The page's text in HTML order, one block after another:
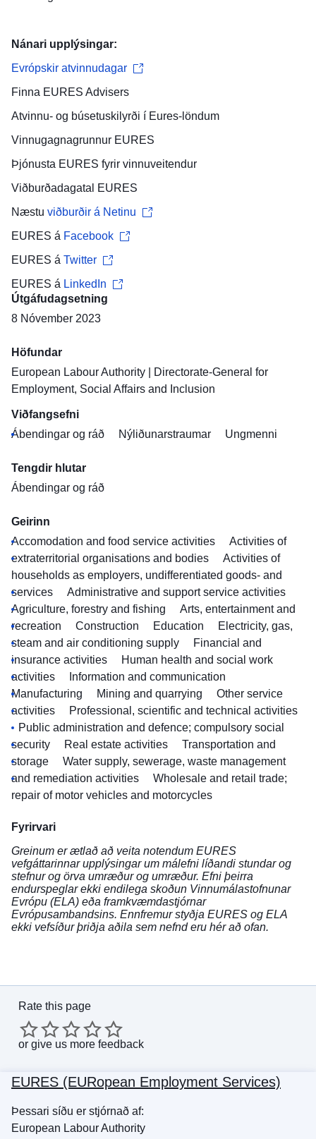
Nánari upplýsingar:
Evrópskir atvinnudagar
Finna EURES Advisers
Atvinnu- og búsetuskilyrði í Eures-löndum
Vinnugagnagrunnur EURES
Þjónusta EURES fyrir vinnuveitendur
Viðburðadagatal
EURES
Næstu viðburðir á Netinu
EURES á Facebook
EURES á Twitter
EURES á LinkedIn
Útgáfudagsetning
8 Nóvember 2023
Höfundar
European Labour Authority
Directorate-General for
Employment, Social Affairs and Inclusion
Viðfangsefni
Ábendingar og ráð
Nýliðunarstraumar Ungmenni
Tengdir hlutar
Ábendingar og ráð
Geirinn
Accomodation and food service activities
Activities of
extraterritorial organisations and bodies
Activities of
households as employers, undifferentiated goods- and
services
Administrative and support service activities
Agriculture, forestry and fishing
Arts, entertainment and
recreation
Construction Education
Electricity, gas,
steam and air conditioning supply
Financial and
insurance activities
Human health and social work
activities
Information and communication
Manufacturing
Mining and quarrying
Other service
activities
Professional, scientific and technical activities
Public administration and defence; compulsory social
security
Real estate activities
Transportation and
storage
Water supply, sewerage, waste management
and remediation activities
Wholesale and retail trade;
repair of motor vehicles and motorcycles
Fyrirvari
Greinum er ætlað að veita notendum EURES
vefgáttarinnar upplýsingar um málefni líðandi stundar og
stefnur og örva umræður og umræður. Efni þeirra
endurspeglar ekki endilega skoðun Vinnumálastofnunar
Evrópu (ELA) eða framkvæmdastjórnar
Evrópusambandsins. Ennfremur styðja EURES og ELA
ekki vefsíður þriðja aðila sem nefnd eru hér að ofan.
Rate this page
or give us more feedback
EURES (EURopean Employment Services)
Þessari síðu er stjórnað af:
European Labour Authority